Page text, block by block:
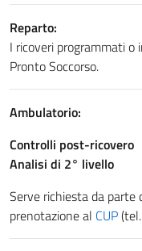
Reparto:
I ricoveri programmati
Pronto Soccorso.
Ambulatorio:
Controlli post-ricovero
Analisi di 2° livello
Serve richiesta da parte
prenotazione al CUP